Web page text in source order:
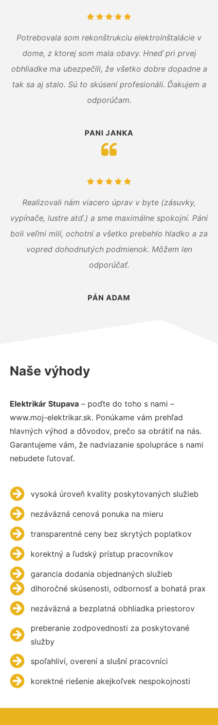
Potrebovala som rekonštrukciu elektroinštalácie v
dome, z ktorej som mala obavy. Hneď pri prvej
obhliadke ma ubezpečili, že všetko dobre dopadne a
tak sa aj stalo. Sú to skúsení profesionáli. Ďakujem a
odporúčam.
PANI JANKA
Realizovali nám viacero úprav v byte (zásuvky,
vypínače, lustre atď.) a sme maximálne spokojní. Páni
boli veľmi milí, ochotní a všetko prebehlo hladko a za
vopred dohodnutých podmienok. Môžem len
odporúčať.
PÁN ADAM
Naše výhody
Elektrikár Stupava – poďte do toho s nami –
www.moj-elektrikar.sk. Ponúkame vám prehľad
hlavných výhod a dôvodov, prečo sa obrátiť na nás.
Garantujeme vám, že nadviazanie spolupráce s nami
nebudete ľutovať.
vysoká úroveň kvality poskytovaných služieb
nezáväzná cenová ponuka na mieru
transparentné ceny bez skrytých poplatkov
korektný a ľudský prístup pracovníkov
garancia dodania objednaných služieb
dlhoročné skúsenosti, odbornosť a bohatá prax
nezáväzná a bezplatná obhliadka priestorov
preberanie zodpovednosti za poskytované
služby
spoľahliví, overení a slušní pracovníci
korektné riešenie akejkoľvek nespokojnosti